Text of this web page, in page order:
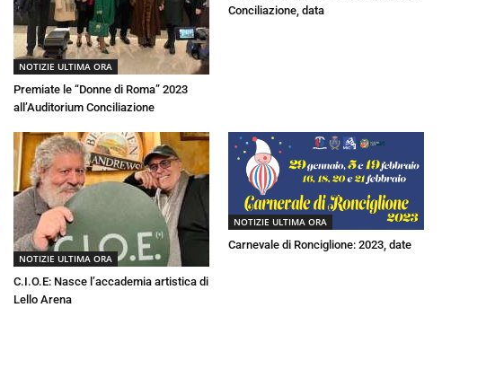
NOTIZIE ULTIMA ORA
Premiate le “Donne di Roma” 2023
all’Auditorium Conciliazione
Conciliazione, data
NOTIZIE ULTIMA ORA
C.I.O.E: Nasce l’accademia artistica di
Lello Arena
NOTIZIE ULTIMA ORA
Carnevale di Ronciglione: 2023, date